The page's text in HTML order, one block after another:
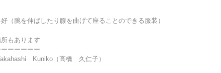
（腕を伸ばしたり膝を曲げて座ることのできる服装）
もあります
ーーーーー
Kuniko（高橋 久仁子）